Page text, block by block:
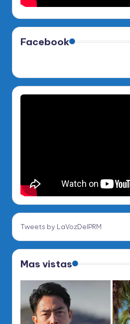
Facebook
Tweets by LaVozDelPRM
Mas vistas